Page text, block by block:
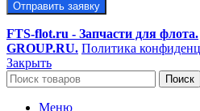
Отправить заявку
FTS-flot.ru - Запчасти для флота.
GROUP.RU. Политика
Закрыть
Поиск
Меню